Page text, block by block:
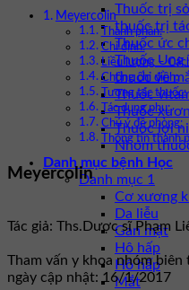
Thuốc trị
thuốc trị
Thuốc ức
Thuốc Ung
thuốc về
Thuốc
Thuốc
Thuốc lợi
Nhóm
Danh mục bệnh Học
Danh mục 1
Cơ xương
Da liễu
Gan mật
Hô hấp
Hô hấp
Mắt
Meyercolin
Thành phần:
Chỉ định:
Liều lượng –
Chống chỉ định:
Tương tác thuốc:
Tác dụng phụ:
Chú ý đề phòng:
Thông tin thành
Meyercolin
Tác giả: Ths.Dược sĩ Phạm
Tham vấn y khoa nhóm biên
ngày cập nhật: 16/1/2017